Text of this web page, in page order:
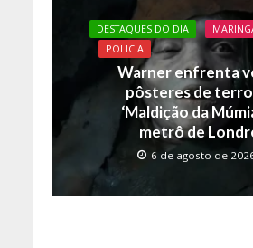
DESTAQUES DO DIA
POLICIA
Warner enfrenta
pôsteres de
‘Maldição da
metrô de
6 de agosto de